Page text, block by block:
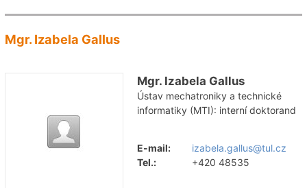
Mgr. Izabela Gallus
Mgr. Izabela Gallus
Ústav mechatroniky a technické
informatiky (MTI): interní doktorand
E-mail:
izabela.gallus@tul.cz
Tel.:
+420 48535